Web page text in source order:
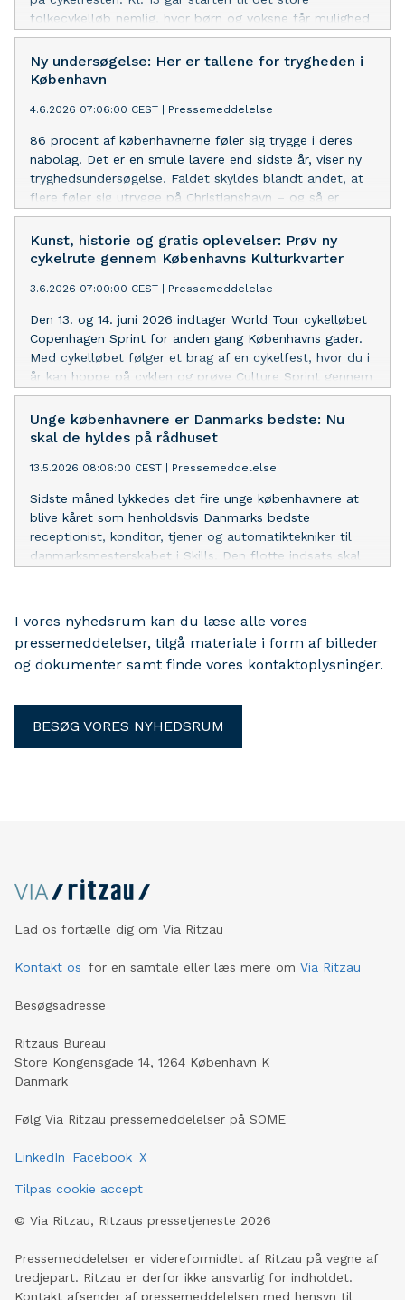
folkecykelløb nemlig, hvor børn og voksne får mulighed
for at cykle på den lukkede 10 km lange rute – blot få
timer før verdenseliten sprinter på samme rute.
Ny undersøgelse: Her er tallene for trygheden i
København
4.6.2026 07:06:00 CEST Pressemeddelelse
86 procent af københavnerne føler sig trygge i deres
nabolag. Det er en smule lavere end sidste år, viser ny
tryghedsundersøgelse. Faldet skyldes blandt andet, at
flere føler sig utrygge på Christianshavn – og så er
stationer og stoppesteder fortsat de steder, hvor flest,
særligt kvinder, føler sig utrygge.
Kunst, historie og gratis oplevelser: Prøv ny
cykelrute gennem Københavns Kulturkvarter
3.6.2026 07:00:00 CEST Pressemeddelelse
Den 13. og 14. juni 2026 indtager World Tour cykelløbet
Copenhagen Sprint for anden gang Københavns gader.
Med cykelløbet følger et brag af en cykelfest, hvor du i
år kan hoppe på cyklen og prøve Culture Sprint gennem
Kulturkvarteret.
Unge københavnere er Danmarks bedste: Nu
skal de hyldes på rådhuset
13.5.2026 08:06:00 CEST Pressemeddelelse
Sidste måned lykkedes det fire unge københavnere at
blive kåret som henholdsvis Danmarks bedste
receptionist, konditor, tjener og automatiktekniker til
danmarksmesterskabet i Skills. Den flotte indsats skal
I vores nyhedsrum kan du læse alle vores
pressemeddelelser, tilgå materiale i form af billeder
og dokumenter samt finde vores kontaktoplysninger.
BESØG VORES NYHEDSRUM
Lad os fortælle dig om Via Ritzau
Kontakt os for en samtale eller læs mere om Via Ritzau
Besøgsadresse
Ritzaus Bureau
Store Kongensgade 14, 1264 København K
Danmark
Følg Via Ritzau pressemeddelelser på SOME
LinkedIn Facebook X
Tilpas cookie accept
© Via Ritzau, Ritzaus pressetjeneste 2026
Pressemeddelelser er videreformidlet af Ritzau på vegne af
tredjepart. Ritzau er derfor ikke ansvarlig for indholdet.
Kontakt afsender af pressemeddelelsen med hensyn til